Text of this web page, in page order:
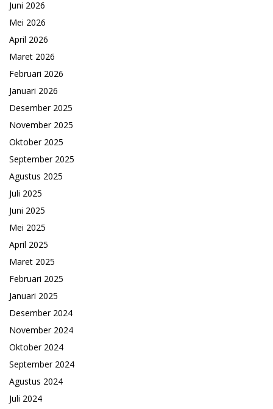
Juni 2026
Mei 2026
April 2026
Maret 2026
Februari 2026
Januari 2026
Desember 2025
November 2025
Oktober 2025
September 2025
Agustus 2025
Juli 2025
Juni 2025
Mei 2025
April 2025
Maret 2025
Februari 2025
Januari 2025
Desember 2024
November 2024
Oktober 2024
September 2024
Agustus 2024
Juli 2024